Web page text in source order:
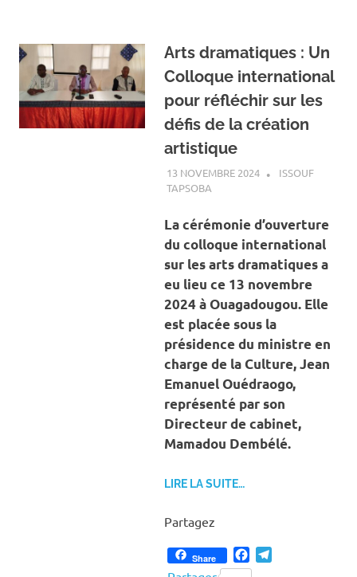
Arts dramatiques : Un
Colloque international
pour réfléchir sur les
défis de la création
artistique
13 NOVEMBRE 2024
ISSOUF
TAPSOBA
La cérémonie d’ouverture
du colloque international
sur les arts dramatiques a
eu lieu ce 13 novembre
2024 à Ouagadougou. Elle
est placée sous la
présidence du ministre en
charge de la Culture, Jean
Emanuel Ouédraogo,
représenté par son
Directeur de cabinet,
Mamadou Dembélé.
LIRE LA SUITE…
Partagez
Share Facebook